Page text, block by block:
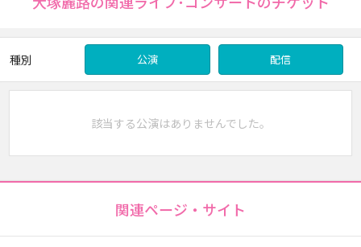
種別 公演 配信
該当する公演はありませんでした。
関連ページ・サイト